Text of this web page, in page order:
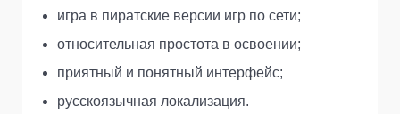
игра в пиратские версии игр по сети;
относительная простота в освоении;
приятный и понятный интерфейс;
русскоязычная локализация.